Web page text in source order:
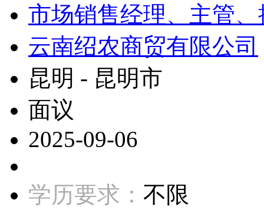
市场销售经理、主管、
云南绍农商贸有限公司
昆明 - 昆明市
面议
2025-09-06
学历要求： 不限